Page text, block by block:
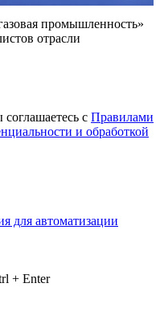
промышленность»
отрасли
с Правилами
и обработкой
для автоматизации
+ Enter